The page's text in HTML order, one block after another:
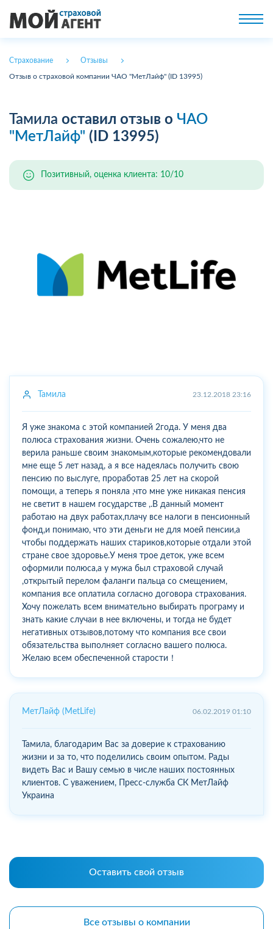
Страхование Отзывы
Отзыв о страховой компании ЧАО "МетЛайф" (ID 13995)
Тамила оставил отзыв о ЧАО
"МетЛайф" (ID 13995)
Позитивный, оценка клиента: 10/10
Тамила 23.12.2018 23:16
Я уже знакома с этой компанией 2года. У меня два
полюса страхования жизни. Очень сожалею,что не
верила раньше своим знакомым,которые рекомендовали
мне еще 5 лет назад, а я все надеялась получить свою
пенсию по выслуге, проработав 25 лет на скорой
помощи, а теперь я поняла ,что мне уже никакая пенсия
не светит в нашем государстве ,.В данный момент
работаю на двух работах,плачу все налоги в пенсионный
фонд,и понимаю, что эти деньги не для моей пенсии,а
чтобы поддержать наших стариков,которые отдали этой
стране свое здоровье.У меня трое деток, уже всем
оформили полюса,а у мужа был страховой случай
,открытый перелом фаланги пальца со смещением,
компания все оплатила согласно договора страхования.
Хочу пожелать всем внимательно выбирать програму и
знать какие случаи в нее включены, и тогда не будет
негативных отзывов,потому что компания все свои
обязательства выполняет согласно вашего полюса.
Желаю всем обеспеченной старости！
МетЛайф (MetLife) 06.02.2019 01:10
Тамила, благодарим Вас за доверие к страхованию
жизни и за то, что поделились своим опытом. Рады
видеть Вас и Вашу семью в числе наших постоянных
клиентов. С уважением, Пресс-служба СК МетЛайф
Украина
Оставить свой отзыв
Все отзывы о компании